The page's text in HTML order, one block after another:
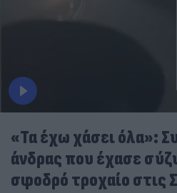
«Τα έχω χάσει όλα»:
άνδρας που έχασε
σφοδρό τροχαίο στις